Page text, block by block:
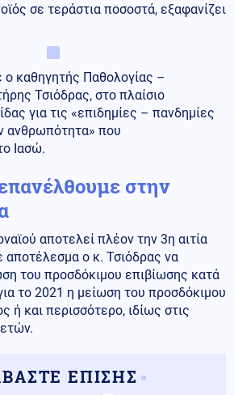
σε τεράστια ποσοστά, εξαφανίζει
καθηγητής Παθολογίας –
Τσιόδρας, στο πλαίσιο
για τις «επιδημίες – πανδημίες
ανθρωπότητα» που
Ιασώ.
στην
αποτελεί πλέον την 3η αιτία
αποτέλεσμα ο κ. Τσιόδρας να
του προσδόκιμου επιβίωσης κατά
το 2021 η μείωση του προσδόκιμου
ή και περισσότερο, ιδίως στις
ΕΠΙΣΗΣ